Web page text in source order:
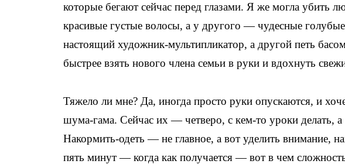
которые бегают сейчас перед глазами. Я же могла убить
красивые густые волосы, а у другого — чудесные голубые
настоящий художник-мультипликатор, а другой петь
быстрее взять нового члена семьи в руки и вдохнуть
Тяжело ли мне? Да, иногда просто руки опускаются, и
шума-гама. Сейчас их — четверо, с кем-то уроки делать,
Накормить-одеть — не главное, а вот уделить внимание,
пять минут — когда как получается — вот в чем